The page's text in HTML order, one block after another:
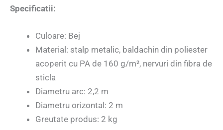
Specificatii:
Culoare: Bej
Material: stalp metalic, baldachin din poliester
acoperit cu PA de 160 g/m², nervuri din fibra de
sticla
Diametru arc: 2,2 m
Diametru orizontal: 2 m
Greutate produs: 2 kg